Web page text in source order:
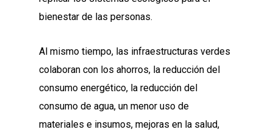
bienestar de las personas.
Al mismo tiempo, las infraestructuras verdes
colaboran con los ahorros, la reducción del
consumo energético, la reducción del
consumo de agua, un menor uso de
materiales e insumos, mejoras en la salud,